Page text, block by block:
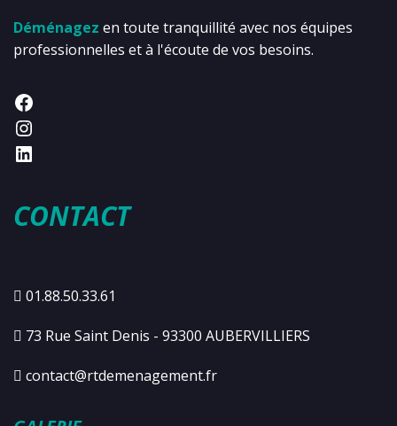
Déménagez en toute tranquillité avec nos équipes
professionnelles et à l'écoute de vos besoins.
CONTACT
01.88.50.33.61
73 Rue Saint Denis - 93300 AUBERVILLIERS
contact@rtdemenagement.fr